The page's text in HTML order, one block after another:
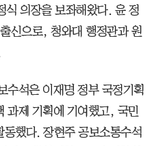
식 의장을 보좌해왔다. 윤 정
신으로, 청와대 행정관과 원
수석은 이재명 정부 국정기획
과제 기획에 기여했고, 국민
했다. 장현주 공보소통수석